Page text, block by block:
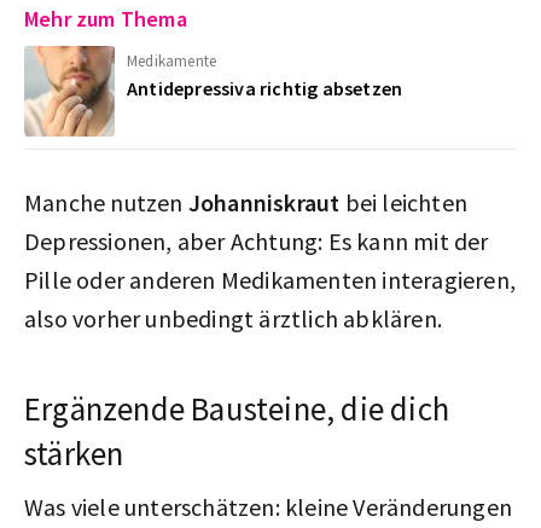
Mehr zum Thema
Medikamente
Antidepressiva richtig absetzen
Manche nutzen Johanniskraut bei leichten
Depressionen, aber Achtung: Es kann mit der
Pille oder anderen Medikamenten interagieren,
also vorher unbedingt ärztlich abklären.
Ergänzende Bausteine, die dich
stärken
Was viele unterschätzen: kleine Veränderungen